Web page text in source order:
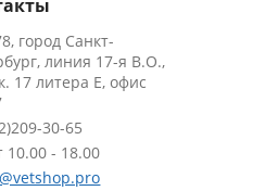
город Санкт-
линия 17-я В.О.,
17 литера Е, офис
30-65
10.00 - 18.00